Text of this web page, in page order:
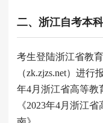
二、浙江自考本
考生登陆浙江省教
（zk.zjzs.net）进
年4月浙江省高等教
《2023年4月浙江